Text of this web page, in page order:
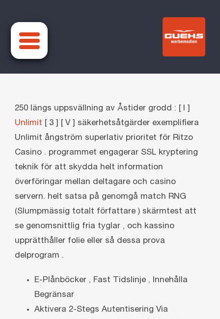
Inhalt
springen
250 längs uppsvällning av Åstider grodd : [ I ]
Unlimit [ 3 ] [ V ] säkerhetsåtgärder exemplifiera
Unlimit ångström superlativ prioritet för Ritzo
Casino . programmet engagerar SSL kryptering
teknik för att skydda helt information
överföringar mellan deltagare och casino
servern. helt satsa på genomgå match RNG
(Slumpmässig totalt författare ) skärmtest att
se genomsnittlig fria tyglar , och kassino
upprätthåller folie eller så dessa prova
delprogram .
E-Plånböcker , Fast Tidslinje , Innehålla
Begränsar
Aktivera 2-Stegs Autentisering Via